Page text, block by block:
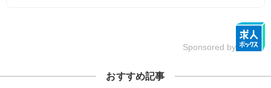
Sponsored by
おすすめ記事